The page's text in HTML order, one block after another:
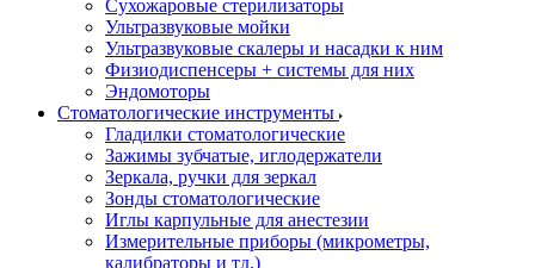
Сухожаровые стерилизаторы
Ультразвуковые мойки
Ультразвуковые скалеры и насадки к ним
Физиодиспенсеры + системы для них
Эндомоторы
Стоматологические инструменты
Гладилки стоматологические
Зажимы зубчатые, иглодержатели
Зеркала, ручки для зеркал
Зонды стоматологические
Иглы карпульные для анестезии
Измерительные приборы (микрометры,
калибраторы и тд.)